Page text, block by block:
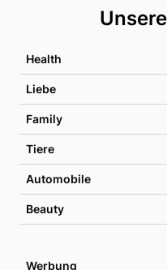
Health
Liebe
Family
Tiere
Automobile
Beauty
Werbung